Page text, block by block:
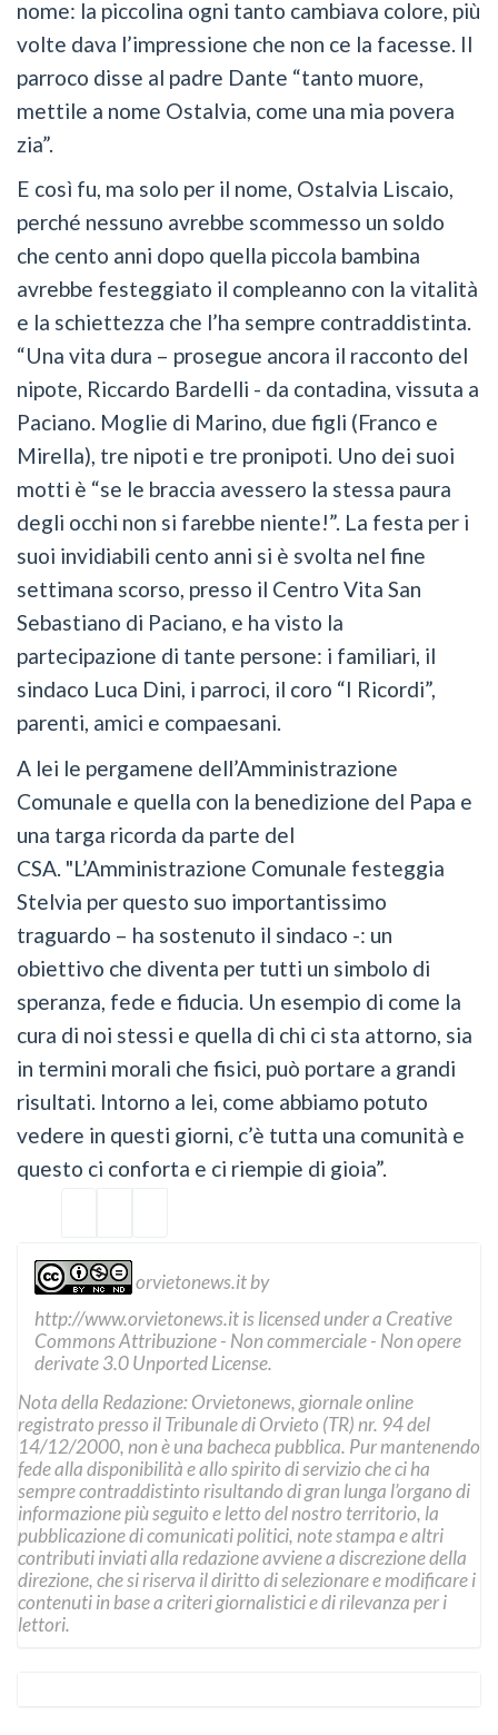
nome: la piccolina ogni tanto cambiava colore, più
volte dava l’impressione che non ce la facesse. Il
parroco disse al padre Dante “tanto muore,
mettile a nome Ostalvia, come una mia povera
zia”.
E così fu, ma solo per il nome, Ostalvia Liscaio,
perché nessuno avrebbe scommesso un soldo
che cento anni dopo quella piccola bambina
avrebbe festeggiato il compleanno con la vitalità
e la schiettezza che l’ha sempre contraddistinta.
“Una vita dura – prosegue ancora il racconto del
nipote, Riccardo Bardelli - da contadina, vissuta a
Paciano. Moglie di Marino, due figli (Franco e
Mirella), tre nipoti e tre pronipoti. Uno dei suoi
motti è “se le braccia avessero la stessa paura
degli occhi non si farebbe niente!”. La festa per i
suoi invidiabili cento anni si è svolta nel fine
settimana scorso, presso il Centro Vita San
Sebastiano di Paciano, e ha visto la
partecipazione di tante persone: i familiari, il
sindaco Luca Dini, i parroci, il coro “I Ricordi”,
parenti, amici e compaesani.
A lei le pergamene dell’Amministrazione
Comunale e quella con la benedizione del Papa e
una targa ricorda da parte del
CSA. "L’Amministrazione Comunale festeggia
Stelvia per questo suo importantissimo
traguardo – ha sostenuto il sindaco -: un
obiettivo che diventa per tutti un simbolo di
speranza, fede e fiducia. Un esempio di come la
cura di noi stessi e quella di chi ci sta attorno, sia
in termini morali che fisici, può portare a grandi
risultati. Intorno a lei, come abbiamo potuto
vedere in questi giorni, c’è tutta una comunità e
questo ci conforta e ci riempie di gioia”.
orvietonews.itby
http://www.orvietonews.itis licensed under a Creative
Commons Attribuzione - Non commerciale - Non opere
derivate 3.0 Unported License.
Nota della Redazione: Orvietonews, giornale online
registrato presso il Tribunale di Orvieto (TR) nr. 94 del
14/12/2000, non è una bacheca pubblica. Pur mantenendo
fede alla disponibilità e allo spirito di servizio che ci ha
sempre contraddistinto risultando di gran lunga l’organo di
informazione più seguito e letto del nostro territorio, la
pubblicazione di comunicati politici, note stampa e altri
contributi inviati alla redazione avviene a discrezione della
direzione, che si riserva il diritto di selezionare e modificare i
contenuti in base a criteri giornalistici e di rilevanza per i
lettori.